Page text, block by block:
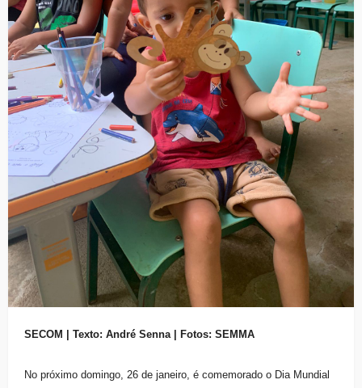
SECOM | Texto: André Senna | Fotos: SEMMA
No próximo domingo, 26 de janeiro, é comemorado o Dia Mundial